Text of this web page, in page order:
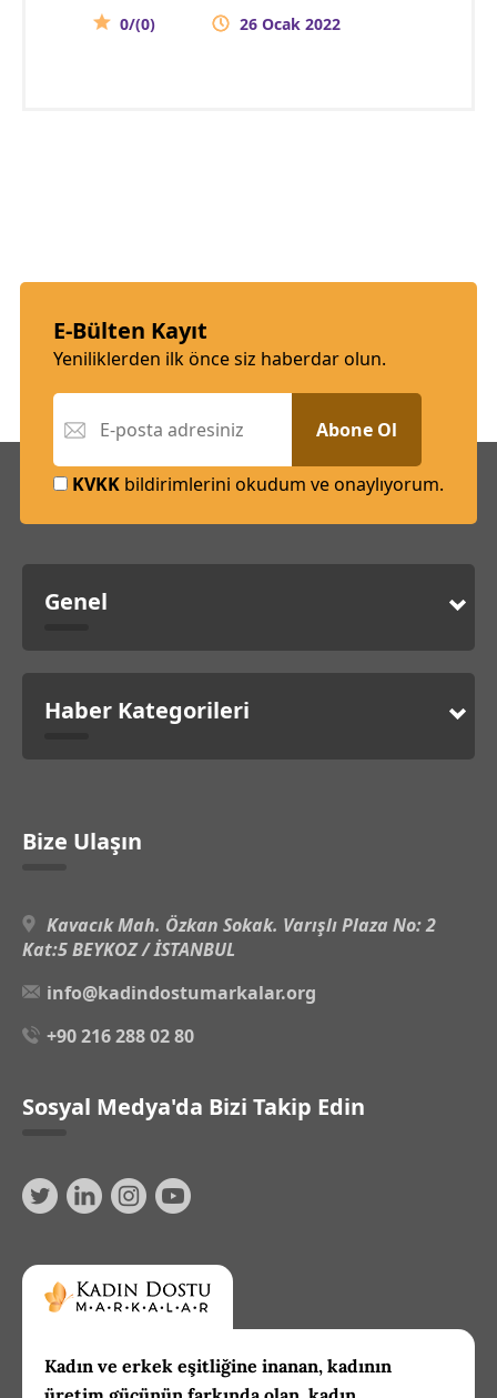
0/(0) 26 Ocak 2022
E-Bülten Kayıt
Yeniliklerden ilk önce siz haberdar olun.
Abone Ol
KVKK bildirimlerini okudum ve onaylıyorum.
Genel
Haber Kategorileri
Bize Ulaşın
Kavacık Mah. Özkan Sokak. Varışlı Plaza No: 2
Kat:5 BEYKOZ / İSTANBUL
info@kadindostumarkalar.org
+90 216 288 02 80
Sosyal Medya'da Bizi Takip Edin
Kadın ve erkek eşitliğine inanan, kadının